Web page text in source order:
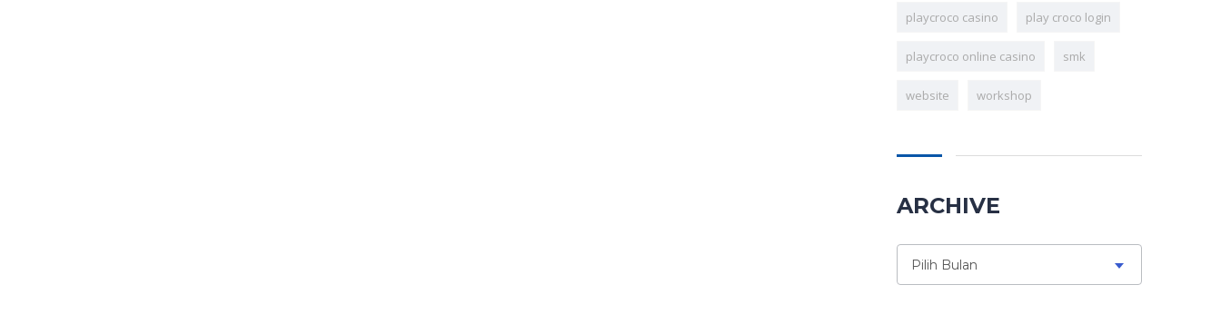
playcroco casino play croco login
playcroco online casino smk
website workshop
ARCHIVE
Archive
Pilih Bulan